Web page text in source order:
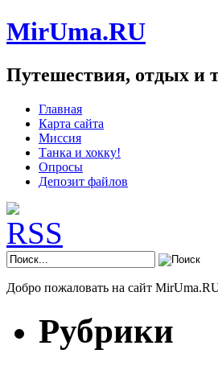
MirUma.RU
Путешествия, отдых и
Главная
Карта сайта
Миссия
Танка и хокку!
Опросы
Депозит файлов
Добро пожаловать на сайт
Рубрики